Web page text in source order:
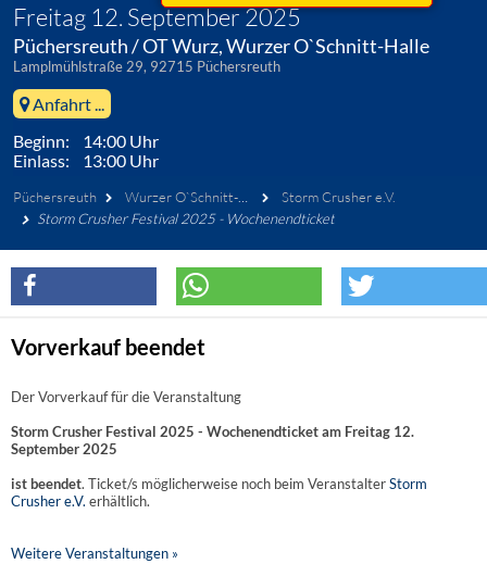
Freitag 12. September 2025
Püchersreuth / OT Wurz, Wurzer O`Schnitt-Halle
Lamplmühlstraße 29, 92715 Püchersreuth
Anfahrt ...
Beginn: 14:00 Uhr
Einlass: 13:00 Uhr
Püchersreuth Wurzer O`Schnitt-Halle
Storm Crusher e.V.
Storm Crusher Festival 2025 - Wochenendticket
Vorverkauf beendet
Der Vorverkauf für die Veranstaltung
Storm Crusher Festival 2025 - Wochenendticket am Freitag 12.
September 2025
ist beendet. Ticket/s möglicherweise noch beim VeranstalterStorm
Crusher e.V. erhältlich.
Weitere Veranstaltungen »